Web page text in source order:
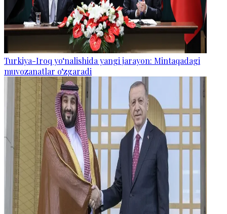
Turkiya-Iroq yo‘nalishida yangi jarayon: Mintaqadagi
muvozanatlar o‘zgaradi